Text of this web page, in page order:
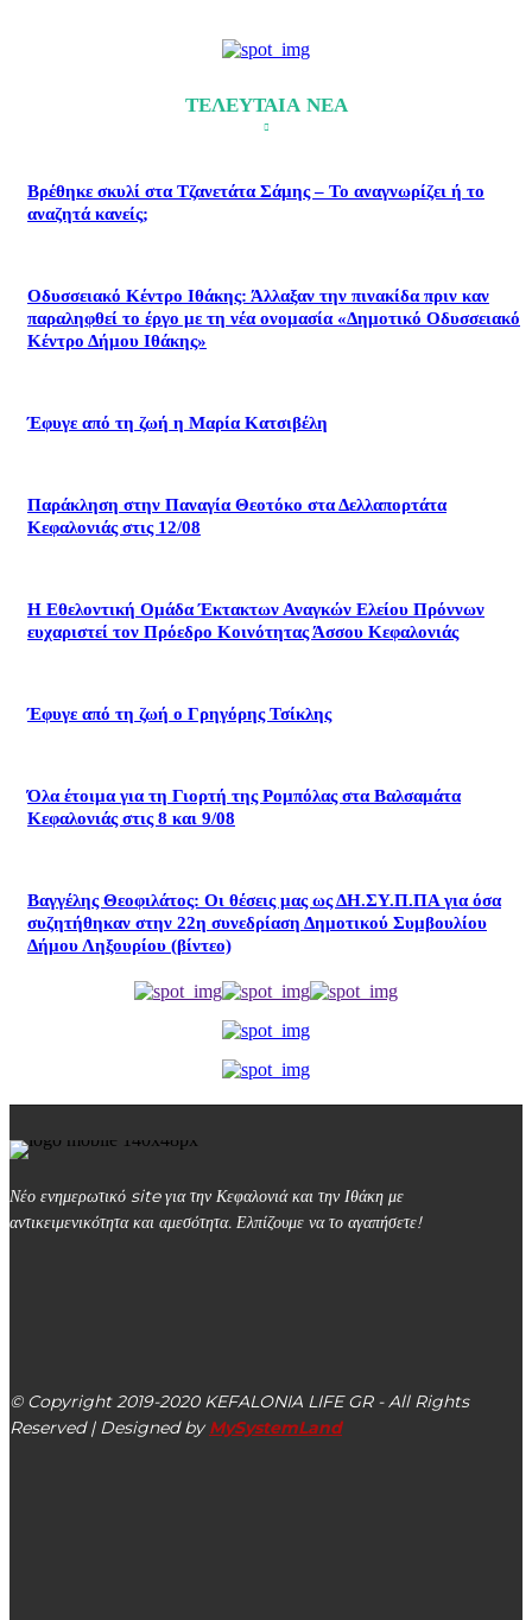
ΤΕΛΕΥΤΑΙΑ ΝΕΑ
Βρέθηκε σκυλί στα Τζανετάτα Σάμης – Το αναγνωρίζει ή το
αναζητά κανείς;
Οδυσσειακό Κέντρο Ιθάκης: Άλλαξαν την πινακίδα πριν καν
παραληφθεί το έργο με τη νέα ονομασία «Δημοτικό Οδυσσειακό
Κέντρο Δήμου Ιθάκης»
Έφυγε από τη ζωή η Μαρία Κατσιβέλη
Παράκληση στην Παναγία Θεοτόκο στα Δελλαπορτάτα
Κεφαλονιάς στις 12/08
Η Εθελοντική Ομάδα Έκτακτων Αναγκών Ελείου Πρόννων
ευχαριστεί τον Πρόεδρο Κοινότητας Άσσου Κεφαλονιάς
Έφυγε από τη ζωή ο Γρηγόρης Τσίκλης
Όλα έτοιμα για τη Γιορτή της Ρομπόλας στα Βαλσαμάτα
Κεφαλονιάς στις 8 και 9/08
Βαγγέλης Θεοφιλάτος: Οι θέσεις μας ως ΔΗ.ΣΥ.Π.ΠΑ για όσα
συζητήθηκαν στην 22η συνεδρίαση Δημοτικού Συμβουλίου
Δήμου Ληξουρίου (βίντεο)
Νέο ενημερωτικό site για την Κεφαλονιά και την Ιθάκη με
αντικειμενικότητα και αμεσότητα. Ελπίζουμε να το αγαπήσετε!
© Copyright 2019-2020 KEFALONIA LIFE GR - All Rights
Reserved | Designed by MySystemLand